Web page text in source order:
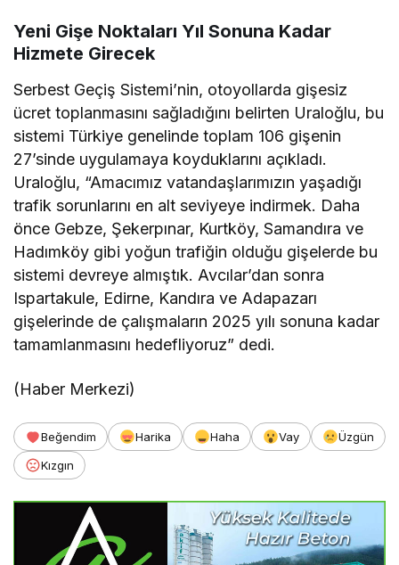
Yeni Gişe Noktaları Yıl Sonuna Kadar
Hizmete Girecek
Serbest Geçiş Sistemi’nin, otoyollarda gişesiz
ücret toplanmasını sağladığını belirten Uraloğlu, bu
sistemi Türkiye genelinde toplam 106 gişenin
27’sinde uygulamaya koyduklarını açıkladı.
Uraloğlu, “Amacımız vatandaşlarımızın yaşadığı
trafik sorunlarını en alt seviyeye indirmek. Daha
önce Gebze, Şekerpınar, Kurtköy, Samandıra ve
Hadımköy gibi yoğun trafiğin olduğu gişelerde bu
sistemi devreye almıştık. Avcılar’dan sonra
Ispartakule, Edirne, Kandıra ve Adapazarı
gişelerinde de çalışmaların 2025 yılı sonuna kadar
tamamlanmasını hedefliyoruz” dedi.
(Haber Merkezi)
Beğendim Harika Haha Vay
Üzgün
Kızgın